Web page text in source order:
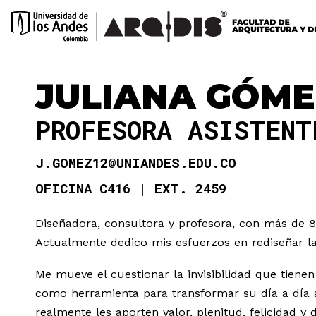
JULIANA
PROFESORA
J.GOMEZ12@UNIANDES.EDU.CO
OFICINA C416
EXT. 2459
Diseñadora, consultora y profesora, con más de
Actualmente dedico mis esfuerzos en rediseñar
Me mueve el cuestionar la invisibilidad que
como herramienta para transformar su día a día
realmente les aporten valor, plenitud, felicidad y